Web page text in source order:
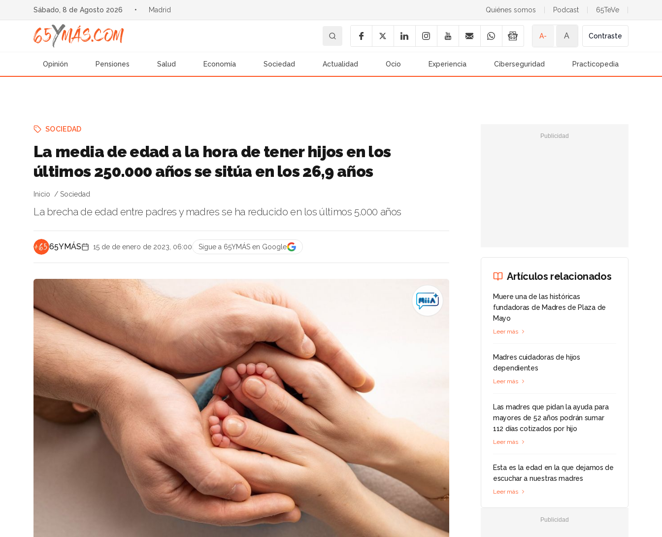
Sábado, 8 de Agosto 2026 • Madrid Quiénes somos Podcast 65TeVe
A- A Contraste
Opinión Pensiones Salud Economía Sociedad Actualidad Ocio Experiencia Ciberseguridad Practicopedia
SOCIEDAD
La media de edad a la hora de tener hijos en los
últimos 250.000 años se sitúa en los 26,9 años
Inicio Sociedad
La brecha de edad entre padres y madres se ha reducido en los últimos 5.000 años
65YMÁS 15 de de enero de 2023, 06:00 Sigue a 65YMÁS en Google
Artículos relacionados
Muere una de las históricas
fundadoras de Madres de Plaza de
Mayo
Leer más
Madres cuidadoras de hijos
dependientes
Leer más
Las madres que pidan la ayuda para
mayores de 52 años podrán sumar
112 días cotizados por hijo
Leer más
Esta es la edad en la que dejamos de
escuchar a nuestras madres
Leer más